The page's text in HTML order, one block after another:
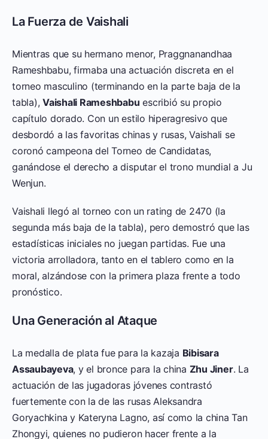
La Fuerza de Vaishali
Mientras que su hermano menor, Praggnanandhaa
Rameshbabu, firmaba una actuación discreta en el
torneo masculino (terminando en la parte baja de la
tabla),Vaishali Rameshbabu escribió su propio
capítulo dorado. Con un estilo hiperagresivo que
desbordó a las favoritas chinas y rusas, Vaishali se
coronó campeona del Torneo de Candidatas,
ganándose el derecho a disputar el trono mundial a Ju
Wenjun.
Vaishali llegó al torneo con un rating de 2470 (la
segunda más baja de la tabla), pero demostró que las
estadísticas iniciales no juegan partidas. Fue una
victoria arrolladora, tanto en el tablero como en la
moral, alzándose con la primera plaza frente a todo
pronóstico.
Una Generación al Ataque
La medalla de plata fue para la kazaja Bibisara
Assaubayeva, y el bronce para la china Zhu Jiner. La
actuación de las jugadoras jóvenes contrastó
fuertemente con la de las rusas Aleksandra
Goryachkina y Kateryna Lagno, así como la china Tan
Zhongyi, quienes no pudieron hacer frente a la